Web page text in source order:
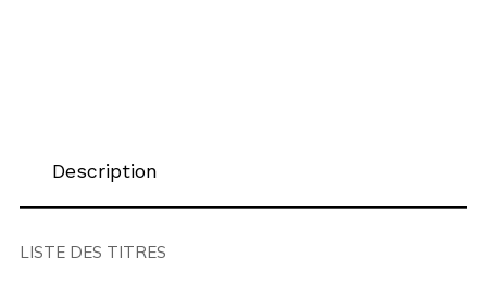
Description
LISTE DES TITRES